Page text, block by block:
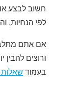
חשוב לבצע
לפי הנחיות,
אם אתם
ורוצים להבין
בעמוד שאלות